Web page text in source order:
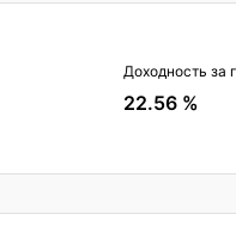
Доходность за
22.56 %